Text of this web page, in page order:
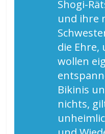
Shogi-
und ihre
die Ehre,
wollen
Bikinis
nichts,